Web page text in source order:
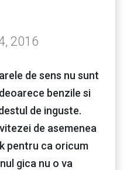
2016
de sens nu sunt
benzile si
de inguste.
de asemenea
pentru ca oricum
gica nu o va